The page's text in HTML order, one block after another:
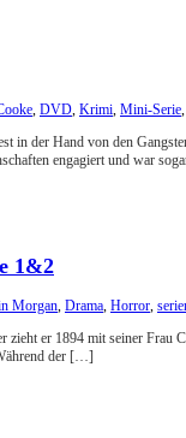
, DVD, Krimi, Mini-Serie,
in der Hand von den
engagiert und war
1&2
Morgan Drama Horror
er 1894 mit seiner
der […]